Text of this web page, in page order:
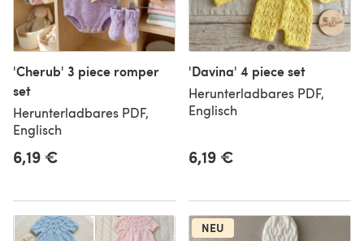
'Cherub' 3 piece romper
set
Herunterladbares PDF,
Englisch
6,19 €
'Davina' 4 piece set
Herunterladbares PDF,
Englisch
6,19 €
NEU